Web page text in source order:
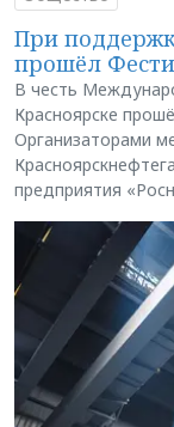
При
прошёл
В честь
Красноярске
Организаторами
предприятия